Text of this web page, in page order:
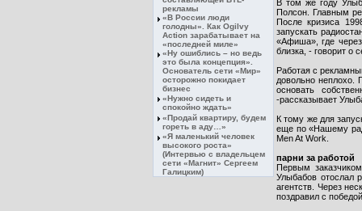
рекламы
«В России люди
голодны». Как Ogilvy
Action зарабатывает на
«последней миле»
«Ну ошиблись – но ведь
это была концепция».
Основатель сети «Мир»
осторожно покидает
бизнес
«Нужно сидеть и
спокойно ждать»
«Продай квартиру, будем
гореть в аду…»
«Я маленький человек
высокого роста»
(Интервью с владельцем
сети «Магнит» Сергеем
Галицким)
В том же году
Полсон. Главным
После кризиса
запускать
«Афиша», где
близка, - говорит о
Работая с
довольно неплохо.
основать
-рассказывает
К тому же для
еще по «Нашему
Men At Work.
парни за работой
Первым
Улыбабов отослал
агентств. Через
поздравил с